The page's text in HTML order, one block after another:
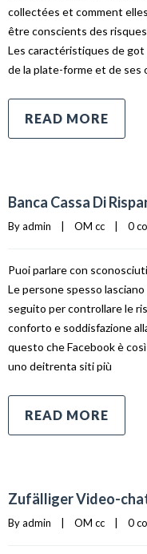
collectées et comment
être conscients des
Les caractéristiques de
de la plate-forme et de ses
READ MORE
Banca Cassa Di
By admin OM cc 0
Puoi parlare con
Le persone spesso
seguito per controllare le
conforto e soddisfazione
questo che Facebook è
uno deitrenta siti più
READ MORE
Zufälliger Video-
By admin OM cc 0